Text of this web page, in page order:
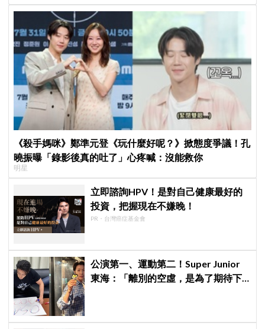
《殺手媽咪》鄭準元登《玩什麼好呢？》掀態度爭議！孔
曉振曝「錄影後真的吐了」心疼喊：沒能救你
明星
立即諮詢HPV！是對自己健康最好的
投資，把握現在不嫌晚！
PR・台灣癌症基金會
公演第一、運動第二！Super Junior
東海：「離別的空虛，是為了期待下